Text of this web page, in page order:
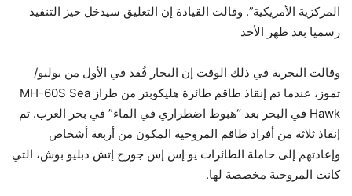
المركزية الأمريكية”. وقالت القيادة إن التعليق سيدخل حيز التنفيذ
رسميا بعد ظهر الأحد
وقالت البحرية في ذلك الوقت إن البحار فُقد في الأول من يوليو/
تموز، عندما تم إنقاذ طاقم طائرة هليكوبتر من طراز MH-60S Sea
Hawk في البحر بعد “هبوط اضطراري في الماء” في بحر العرب. تم
إنقاذ ثلاثة من أفراد طاقم المروحية المكون من أربعة أشخاص
وإعادتهم إلى حاملة الطائرات يو إس إس جورج إتش دبليو بوش، التي
كانت المروحية مخصصة لها.